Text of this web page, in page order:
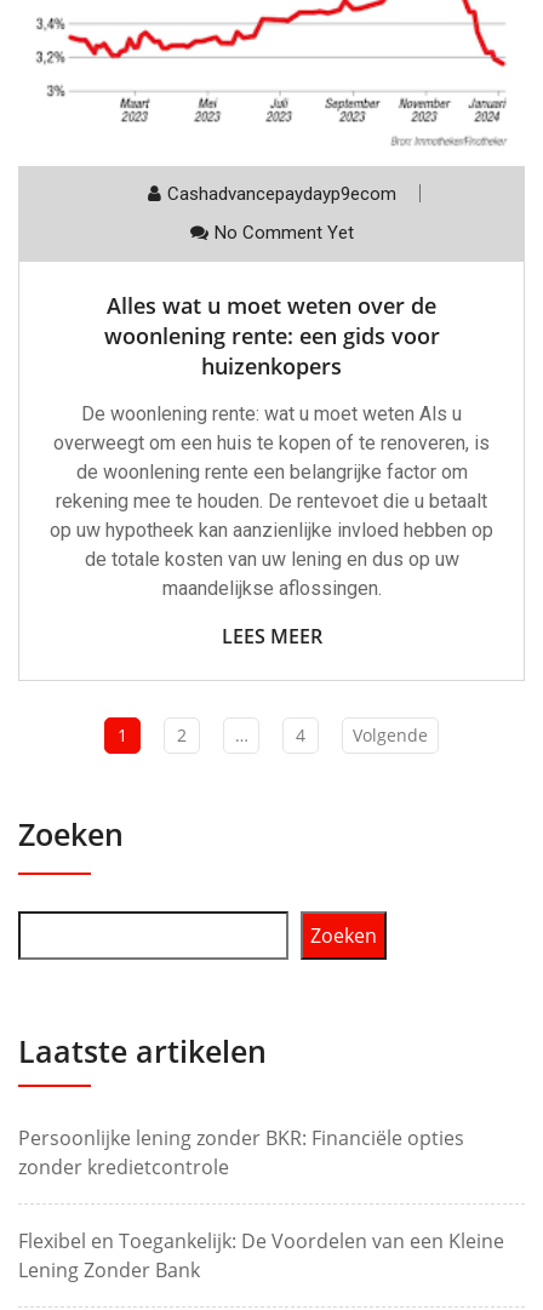
Cashadvancepaydayp9ecom
No Comment Yet
Alles wat u moet weten over de
woonlening rente: een gids voor
huizenkopers
De woonlening rente: wat u moet weten Als u
overweegt om een huis te kopen of te renoveren, is
de woonlening rente een belangrijke factor om
rekening mee te houden. De rentevoet die u betaalt
op uw hypotheek kan aanzienlijke invloed hebben op
de totale kosten van uw lening en dus op uw
maandelijkse aflossingen.
LEES MEER
1 2 … 4 Volgende
Zoeken
Zoeken
Laatste artikelen
Persoonlijke lening zonder BKR: Financiële opties
zonder kredietcontrole
Flexibel en Toegankelijk: De Voordelen van een Kleine
Lening Zonder Bank